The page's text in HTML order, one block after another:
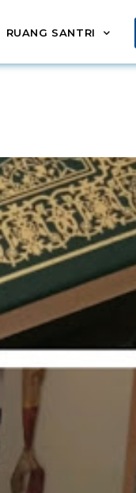
RUANG SANTRI